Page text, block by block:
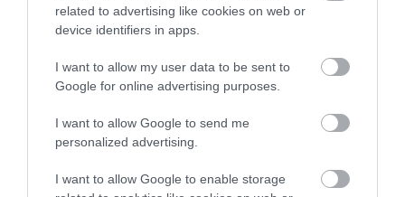
related to advertising like cookies on web or
device identifiers in apps.
I want to allow my user data to be sent to
Google for online advertising purposes.
I want to allow Google to send me
personalized advertising.
I want to allow Google to enable storage
Επίτοιχη καμπίνα 4U με βάθος 400 mm ''Flat Pack''